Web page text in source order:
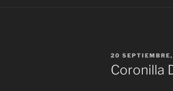
PUBLICADO
EL
20
Coronilla